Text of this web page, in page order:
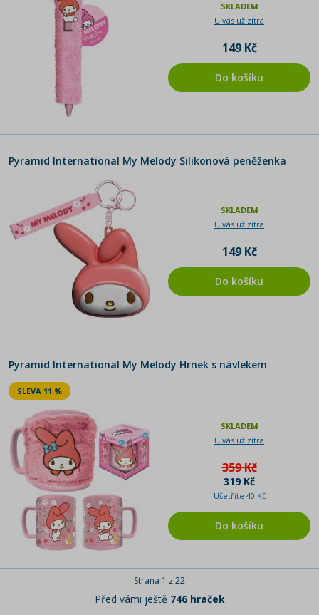
SKLADEM
U vás už zítra
149 Kč
Do košíku
Pyramid International My Melody Silikonová peněženka
SKLADEM
U vás už zítra
149 Kč
Do košíku
Pyramid International My Melody Hrnek s návlekem
SLEVA 11 %
SKLADEM
U vás už zítra
359 Kč
319 Kč
Ušetříte 40 Kč
Do košíku
Strana 1 z 22
Před vámi ještě 746 hraček